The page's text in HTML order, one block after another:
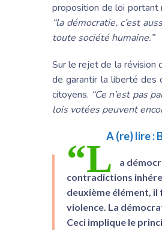
proposition de loi portant
“la démocratie, c’est
toute société humaine.”
Sur le rejet de la révision
de garantir la liberté des
citoyens. “Ce n’est pas
lois votées peuvent
A (re) lire :
“L
a
contradictions
deuxième élément,
violence. La
Ceci implique le